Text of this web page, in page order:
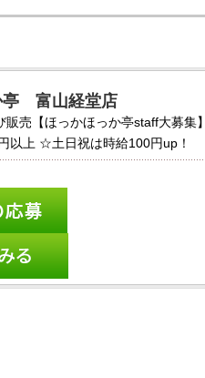
亭 富山経堂店
販売【ほっかほっか亭staff大募集】
以上 ☆土日祝は時給100円up！